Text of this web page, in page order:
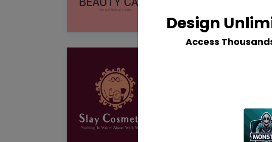
Design
Access